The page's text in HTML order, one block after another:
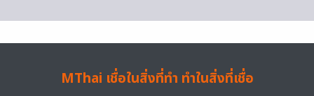
MThai เชื่อในสิ่งที่ทำ ทำในสิ่งที่เชื่อ